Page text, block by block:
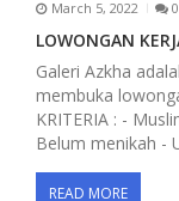
March 5, 2022 0
LOWONGAN
Galeri Azkha
membuka
KRITERIA : -
Belum menikah -
READ MORE